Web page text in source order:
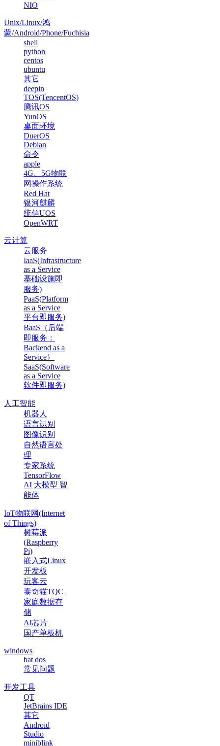
NIO
Unix/Linux/鸿
蒙/Android/Phone/Fuchisia
shell
python
centos
ubuntu
其它
deepin
TOS(TencentOS)
腾讯OS
YunOS
桌面环境
DuerOS
Debian
命令
apple
4G、5G物联
网操作系统
Red Hat
银河麒麟
统信UOS
OpenWRT
云计算
云服务
IaaS(Infrastructure
as a Service
基础设施即
服务)
PaaS(Platform
as a Service
平台即服务)
BaaS（后端
即服务：
Backend as a
Service）
SaaS(Software
as a Service
软件即服务)
人工智能
机器人
语言识别
图像识别
自然语言处
理
专家系统
TensorFlow
AI 大模型 智
能体
IoT物联网(Internet
of Things)
树莓派
(Raspberry
Pi)
嵌入式Linux
开发板
玩客云
泰奇猫TQC
家庭数据存
储
AI芯片
国产单板机
windows
bat dos
常见问题
开发工具
QT
JetBrains IDE
其它
Android
Studio
miniblink